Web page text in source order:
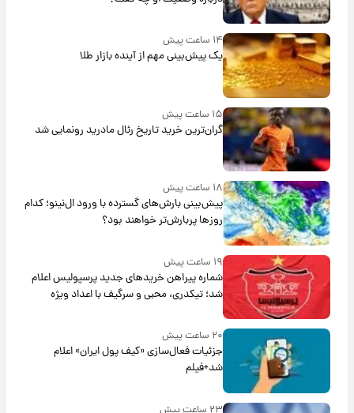
۱۴ ساعت پیش
یک پیش‌بینی مهم از آینده بازار طلا
۱۵ ساعت پیش
گران‌ترین خرید تاریخ رئال مادرید رونمایی شد
۱۸ ساعت پیش
پیش‌بینی بارش‌های گسترده با ورود ال‌نینو؛ کدام
روزها پربارش‌تر خواهند بود؟
۱۹ ساعت پیش
شماره پیراهن خریدهای جدید پرسپولیس اعلام
شد؛ تیکدری، محبی و سرگیف با اعداد ویژه
۲۰ ساعت پیش
جزئیات فعال‌سازی «کیف پول ایران» اعلام
شد+فیلم
۲۳ ساعت پیش